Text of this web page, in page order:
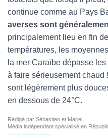
continue comme au Pays
averses sont
principalement lieu en fin
températures, les
la mer Caraïbe dépasse
à faire sérieusement chaud !
sont légèrement plus
en dessous de 24°C.
Rédigé par Sébastien et Mariel
Média indépendant spécialisé en